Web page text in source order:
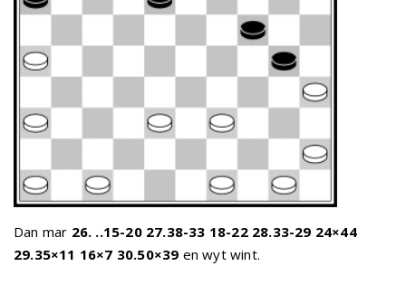
Dan mar 26. ..15-20 27.38-33 18-22 28.33-29 24×44
29.35×11 16×7 30.50×39 en wyt wint.